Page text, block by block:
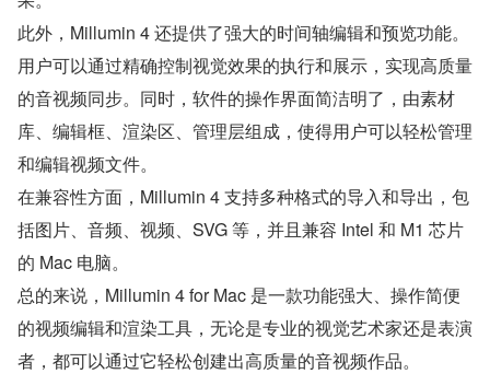
此外，Millumin 4 还提供了强大的时间轴编辑和预览功能。
用户可以通过精确控制视觉效果的执行和展示，实现高质量
的音视频同步。同时，软件的操作界面简洁明了，由素材
库、编辑框、渲染区、管理层组成，使得用户可以轻松管理
和编辑视频文件。
在兼容性方面，Millumin 4 支持多种格式的导入和导出，包
括图片、音频、视频、SVG 等，并且兼容 Intel 和 M1 芯片
的 Mac 电脑。
总的来说，Millumin 4 for Mac 是一款功能强大、操作简便
的视频编辑和渲染工具，无论是专业的视觉艺术家还是表演
者，都可以通过它轻松创建出高质量的音视频作品。